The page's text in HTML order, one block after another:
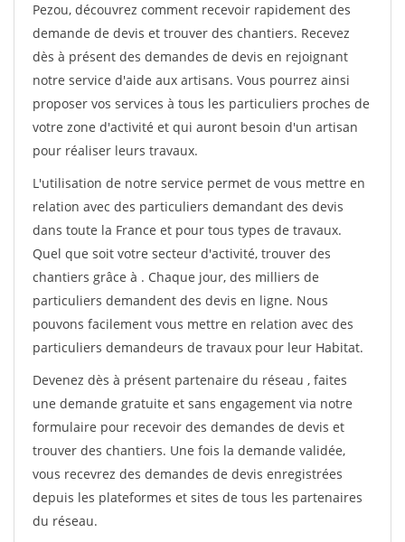
Pezou, découvrez comment recevoir rapidement des
demande de devis et trouver des chantiers. Recevez
dès à présent des demandes de devis en rejoignant
notre service d'aide aux artisans. Vous pourrez ainsi
proposer vos services à tous les particuliers proches de
votre zone d'activité et qui auront besoin d'un artisan
pour réaliser leurs travaux.
L'utilisation de notre service permet de vous mettre en
relation avec des particuliers demandant des devis
dans toute la France et pour tous types de travaux.
Quel que soit votre secteur d'activité, trouver des
chantiers grâce à . Chaque jour, des milliers de
particuliers demandent des devis en ligne. Nous
pouvons facilement vous mettre en relation avec des
particuliers demandeurs de travaux pour leur Habitat.
Devenez dès à présent partenaire du réseau , faites
une demande gratuite et sans engagement via notre
formulaire pour recevoir des demandes de devis et
trouver des chantiers. Une fois la demande validée,
vous recevrez des demandes de devis enregistrées
depuis les plateformes et sites de tous les partenaires
du réseau.